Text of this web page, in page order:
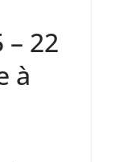
– 22
à